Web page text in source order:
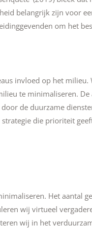
belangrijk zijn voor
om het
invloed op het milieu.
te minimaliseren.
de duurzame
die prioriteit
Het aantal
wij virtueel
wij in het